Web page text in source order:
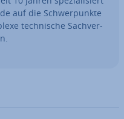
auf die Schwer­punk­te
tech­ni­sche Sach­ver­